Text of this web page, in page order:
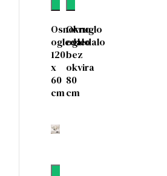
Osnovno
ogledalo
120
x
60
cm
Okruglo
ogledalo
bez
okvira
80
cm